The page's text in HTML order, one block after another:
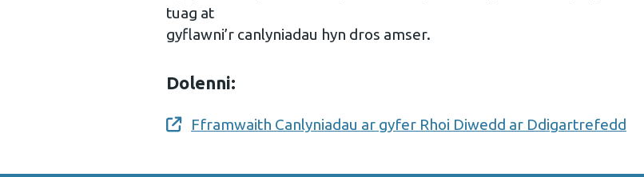
tuag at
gyflawni’r canlyniadau hyn dros amser.
Dolenni:
Opens a new window
Fframwaith Canlyniadau ar gyfer Rhoi Diwedd ar Ddigartrefedd